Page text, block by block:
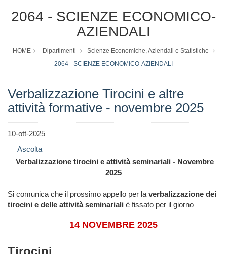
2064 - SCIENZE ECONOMICO-
AZIENDALI
HOME Dipartimenti
Scienze Economiche, Aziendali e Statistiche
2064 - SCIENZE ECONOMICO-AZIENDALI
Verbalizzazione Tirocini e altre
attività formative - novembre 2025
10-ott-2025
Ascolta
Verbalizzazione tirocini e attività seminariali - Novembre
2025
Si comunica che il prossimo appello per laverbalizzazione dei
tirocini e delle attività seminariali è fissato per il giorno
14 NOVEMBRE 2025